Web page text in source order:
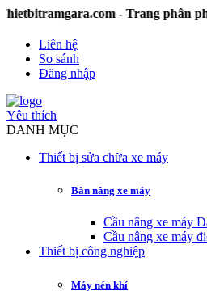
- Trang phân phối
Liên hệ
So sánh
Đăng nhập
Yêu thích
DANH MỤC
Thiết bị sửa chữa xe máy
Bàn nâng xe máy
Cầu nâng xe máy
Cầu nâng xe máy
Thiết bị công nghiệp
Máy nén khí